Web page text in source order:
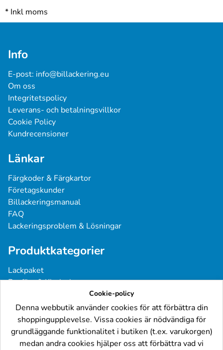
* Inkl moms
Info
E-post: info@billackering.eu
Om oss
Integritetspolicy
Leverans- och betalningsvillkor
Cookie Policy
Kundrecensioner
Länkar
Färgkoder & Färgkartor
Företagskunder
Billackeringsmanual
FAQ
Lackeringsproblem & Lösningar
Produktkategorier
Lackpaket
Basfärg & Klarlack
Grundfärg & Spackel
Verktyg & Tillbehör
Industri- & Yrkeslack
Cookie-policy
Denna webbutik använder cookies för att förbättra din
shoppingupplevelse. Vissa cookies är nödvändiga för
grundläggande funktionalitet i butiken (t.ex. varukorgen)
medan andra cookies hjälper oss att förbättra vad vi